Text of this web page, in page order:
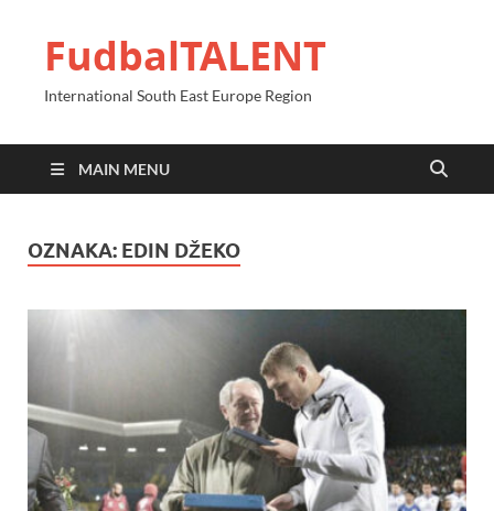
FudbalTALENT
International South East Europe Region
MAIN MENU
OZNAKA: EDIN DŽEKO